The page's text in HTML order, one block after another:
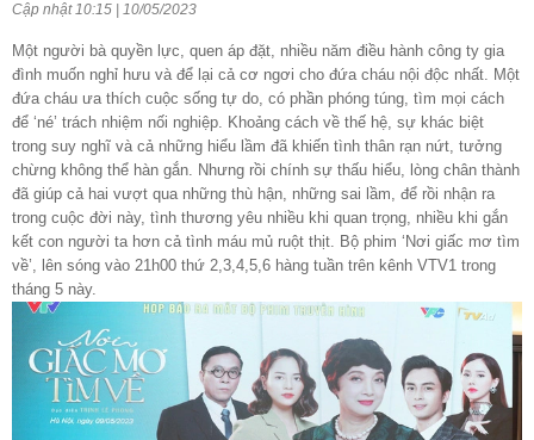
Cập nhật 10:15 | 10/05/2023
Một người bà quyền lực, quen áp đặt, nhiều năm điều hành công ty gia
đình muốn nghỉ hưu và để lại cả cơ ngơi cho đứa cháu nội độc nhất. Một
đứa cháu ưa thích cuộc sống tự do, có phần phóng túng, tìm mọi cách
để ‘né’ trách nhiệm nối nghiệp. Khoảng cách về thế hệ, sự khác biệt
trong suy nghĩ và cả những hiểu lầm đã khiến tình thân rạn nứt, tưởng
chừng không thể hàn gắn. Nhưng rồi chính sự thấu hiểu, lòng chân thành
đã giúp cả hai vượt qua những thù hận, những sai lầm, để rồi nhận ra
trong cuộc đời này, tình thương yêu nhiều khi quan trọng, nhiều khi gắn
kết con người ta hơn cả tình máu mủ ruột thịt. Bộ phim ‘Nơi giấc mơ tìm
về’, lên sóng vào 21h00 thứ 2,3,4,5,6 hàng tuần trên kênh VTV1 trong
tháng 5 này.